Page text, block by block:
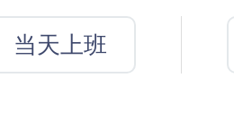
当天上班